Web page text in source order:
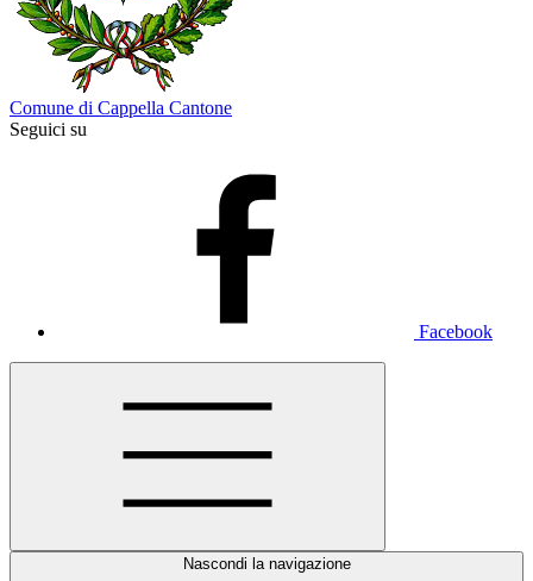
Comune di Cappella Cantone
Seguici su
Facebook
Nascondi la navigazione